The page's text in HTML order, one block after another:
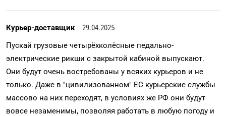
Курьер-доставщик
29.04.2025
Пускай грузовые четырёхколёсные педально-
электрические рикши с закрытой кабиной выпускают.
Они будут очень востребованы у всяких курьеров и не
только. Даже в "цивилизованном" ЕС курьерские службы
массово на них переходят, в условиях же РФ они будут
вовсе незаменимы, позволяя работать в любую погоду и